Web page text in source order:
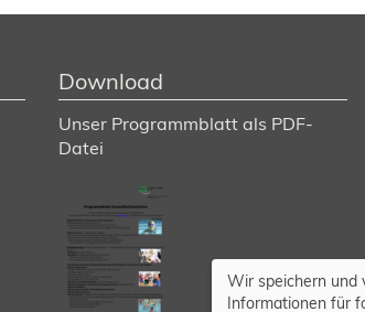
Download
Unser Programmblatt als PDF-
Datei
Wir speichern und
Informationen für